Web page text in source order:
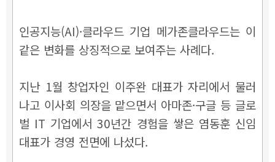
인공지능(AI)·클라우드 기업 메가존클라우드는 이
같은 변화를 상징적으로 보여주는 사례다.
지난 1월 창업자인 이주완 대표가 자리에서 물러
나고 이사회 의장을 맡으면서 아마존·구글 등 글로
벌 IT 기업에서 30년간 경험을 쌓은 염동훈 신임
대표가 경영 전면에 나섰다.